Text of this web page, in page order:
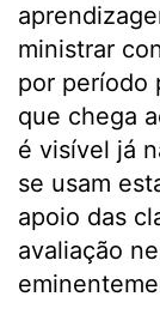
ministrar
por período
que chega
é visível já
se usam
apoio das
avaliação